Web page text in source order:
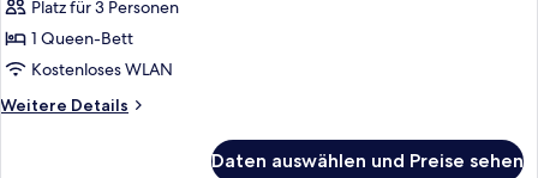
Zimmer,
1
Queen-
Bett,
Nichtraucher
Platz für 3 Personen
1 Queen-Bett
Kostenloses WLAN
Weitere Details
Weitere
Daten auswählen und Preise sehen